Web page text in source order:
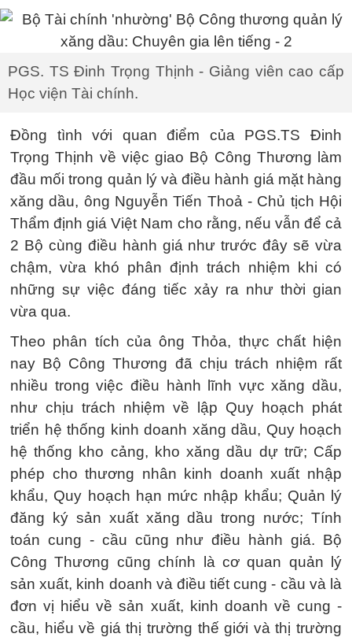
PGS. TS Đinh Trọng Thịnh - Giảng viên cao cấp
Học viện Tài chính.
Đồng tình với quan điểm của PGS.TS Đinh
Trọng Thịnh về việc giao Bộ Công Thương làm
đầu mối trong quản lý và điều hành giá mặt hàng
xăng dầu, ông Nguyễn Tiến Thoả - Chủ tịch Hội
Thẩm định giá Việt Nam cho rằng, nếu vẫn để cả
2 Bộ cùng điều hành giá như trước đây sẽ vừa
chậm, vừa khó phân định trách nhiệm khi có
những sự việc đáng tiếc xảy ra như thời gian
vừa qua.
Theo phân tích của ông Thỏa, thực chất hiện
nay Bộ Công Thương đã chịu trách nhiệm rất
nhiều trong việc điều hành lĩnh vực xăng dầu,
như chịu trách nhiệm về lập Quy hoạch phát
triển hệ thống kinh doanh xăng dầu, Quy hoạch
hệ thống kho cảng, kho xăng dầu dự trữ; Cấp
phép cho thương nhân kinh doanh xuất nhập
khẩu, Quy hoạch hạn mức nhập khẩu; Quản lý
đăng ký sản xuất xăng dầu trong nước; Tính
toán cung - cầu cũng như điều hành giá. Bộ
Công Thương cũng chính là cơ quan quản lý
sản xuất, kinh doanh và điều tiết cung - cầu và là
đơn vị hiểu về sản xuất, kinh doanh về cung -
cầu, hiểu về giá thị trường thế giới và thị trường